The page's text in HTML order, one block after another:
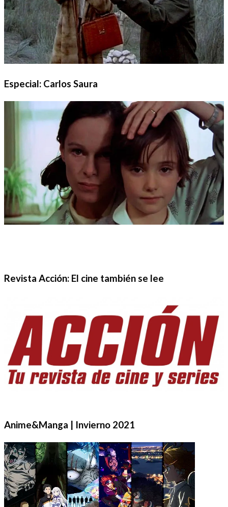
Especial: Carlos Saura
Revista Acción: El cine también se lee
Anime&Manga | Invierno 2021